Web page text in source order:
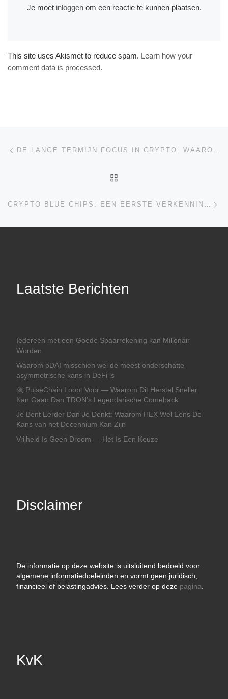
Je moet inloggenom een reactie te kunnen plaatsen.
This site uses Akismet to reduce spam. Learn how your
comment data is processed.
Bericht navigatie DE LANGE TERMIJN FOCUS IN CRYPTO: WAAROM DOLLARWAARDE NIET HET BELANGRIJKSTE IS
Laatste Berichten
Iedereen met een Goede Spaarrekening kan Miljonair
Worden
Waarom pDAI misschien wel de meest onderschatte
asymmetrische kans in DeFi is
🚀 PulseChain Loopt Voor — Waarom Dit Herstel Sneller
Kan Gaan Dan TRON’s Legendarische Comeback
Je Bent Eerder Dan Je Denkt: Waarom HEX Wel Eens De
Kans van het Decennium Kan Zijn
Vrijheid Is Geen Droom — Het Is Een Keuze
Disclaimer
De informatie op deze website is uitsluitend bedoeld voor
algemene informatiedoeleinden en vormt geen juridisch,
financieel of belastingadvies. Lees verder op deze pagina
KvK